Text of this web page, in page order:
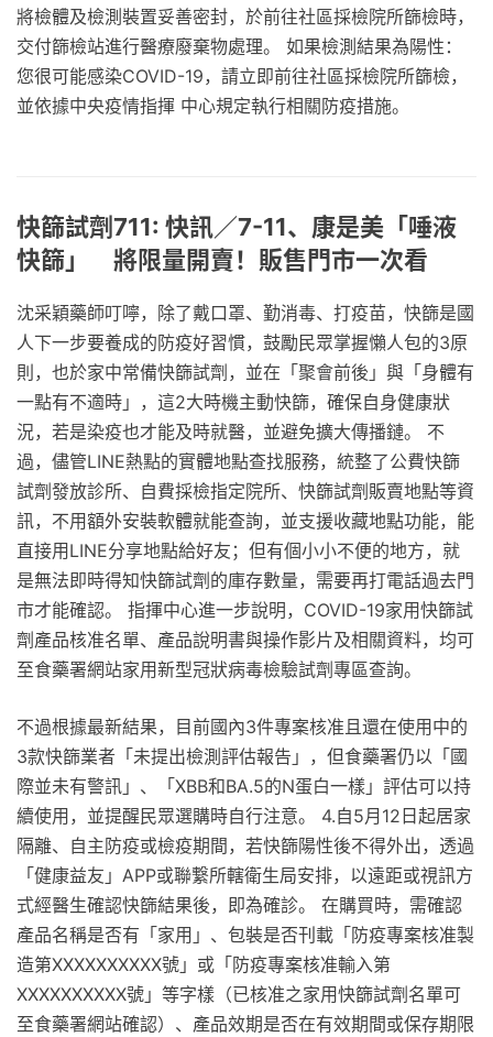
將檢體及檢測裝置妥善密封，於前往社區採檢院所篩檢時，
交付篩檢站進行醫療廢棄物處理。 如果檢測結果為陽性：
您很可能感染COVID-19，請立即前往社區採檢院所篩檢，
並依據中央疫情指揮 中心規定執行相關防疫措施。
快篩試劑711: 快訊／7-11、康是美「唾液
快篩」 將限量開賣！販售門市一次看
沈采穎藥師叮嚀，除了戴口罩、勤消毒、打疫苗，快篩是國
人下一步要養成的防疫好習慣，鼓勵民眾掌握懶人包的3原
則，也於家中常備快篩試劑，並在「聚會前後」與「身體有
一點有不適時」，這2大時機主動快篩，確保自身健康狀
況，若是染疫也才能及時就醫，並避免擴大傳播鏈。 不
過，儘管LINE熱點的實體地點查找服務，統整了公費快篩
試劑發放診所、自費採檢指定院所、快篩試劑販賣地點等資
訊，不用額外安裝軟體就能查詢，並支援收藏地點功能，能
直接用LINE分享地點給好友；但有個小小不便的地方，就
是無法即時得知快篩試劑的庫存數量，需要再打電話過去門
市才能確認。 指揮中心進一步說明，COVID-19家用快篩試
劑產品核准名單、產品說明書與操作影片及相關資料，均可
至食藥署網站家用新型冠狀病毒檢驗試劑專區查詢。
不過根據最新結果，目前國內3件專案核准且還在使用中的
3款快篩業者「未提出檢測評估報告」，但食藥署仍以「國
際並未有警訊」、「XBB和BA.5的N蛋白一樣」評估可以持
續使用，並提醒民眾選購時自行注意。 4.自5月12日起居家
隔離、自主防疫或檢疫期間，若快篩陽性後不得外出，透過
「健康益友」APP或聯繋所轄衛生局安排，以遠距或視訊方
式經醫生確認快篩結果後，即為確診。 在購買時，需確認
產品名稱是否有「家用」、包裝是否刊載「防疫專案核准製
造第XXXXXXXXXX號」或「防疫專案核准輸入第
XXXXXXXXXX號」等字樣（已核准之家用快篩試劑名單可
至食藥署網站確認）、產品效期是否在有效期間或保存期限